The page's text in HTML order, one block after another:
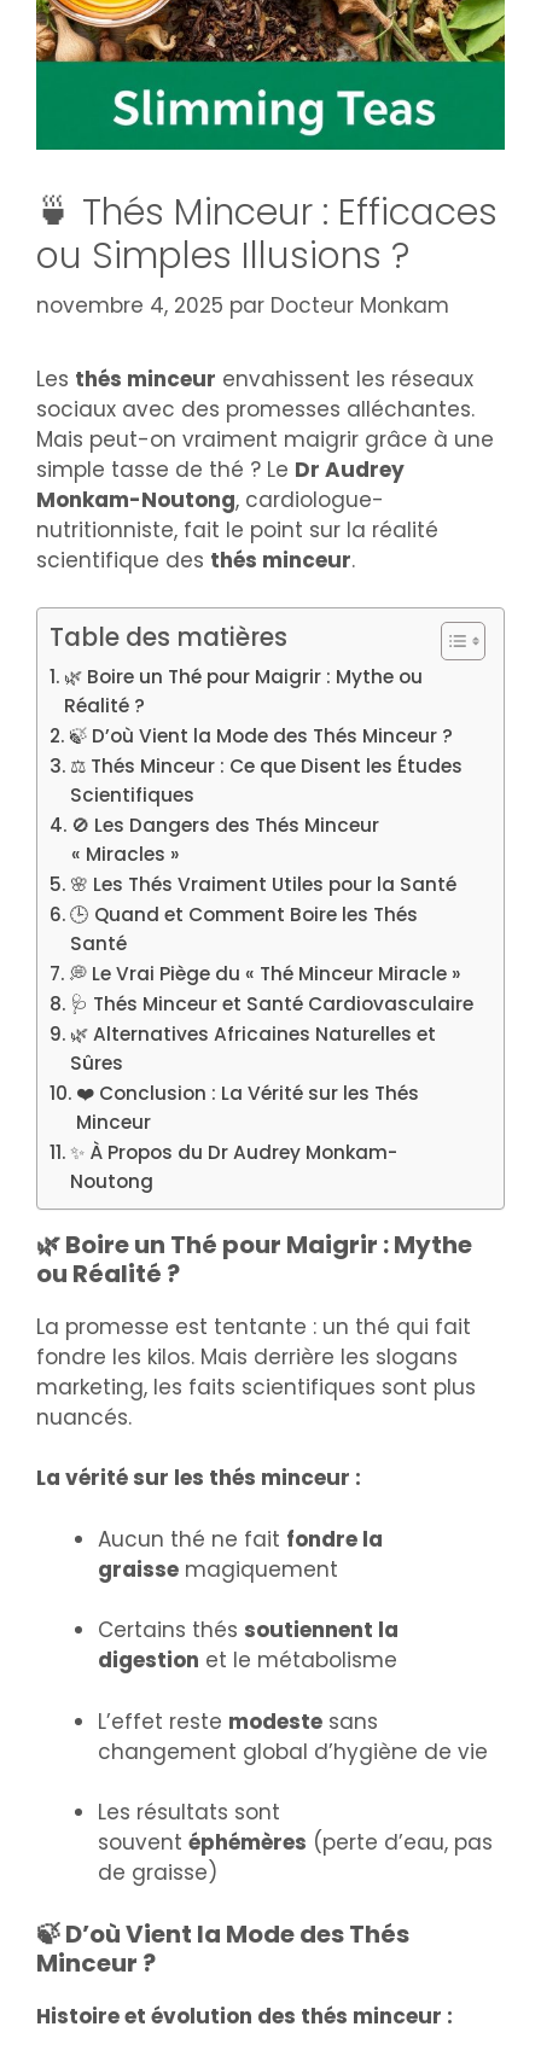
🍵 Thés Minceur : Efficaces
ou Simples Illusions ?
novembre 4, 2025 par Docteur Monkam
Les thés minceur envahissent les réseaux
sociaux avec des promesses alléchantes.
Mais peut-on vraiment maigrir grâce à une
simple tasse de thé ? Le Dr Audrey
Monkam-Noutong, cardiologue-
nutritionniste, fait le point sur la réalité
scientifique des thés minceur.
Table des matières
🌿 Boire un Thé pour Maigrir : Mythe ou
Réalité ?
🍃 D’où Vient la Mode des Thés Minceur ?
⚖️ Thés Minceur : Ce que Disent les Études
Scientifiques
🚫 Les Dangers des Thés Minceur
« Miracles »
🌸 Les Thés Vraiment Utiles pour la Santé
🕒 Quand et Comment Boire les Thés
Santé
💭 Le Vrai Piège du « Thé Minceur Miracle »
🩺 Thés Minceur et Santé Cardiovasculaire
🌿 Alternatives Africaines Naturelles et
Sûres
❤️ Conclusion : La Vérité sur les Thés
Minceur
✨ À Propos du Dr Audrey Monkam-
Noutong
🌿 Boire un Thé pour Maigrir : Mythe
ou Réalité ?
La promesse est tentante : un thé qui fait
fondre les kilos. Mais derrière les slogans
marketing, les faits scientifiques sont plus
nuancés.
La vérité sur les thés minceur :
Aucun thé ne fait fondre la
graisse magiquement
Certains thés soutiennent la
digestion et le métabolisme
L’effet reste modeste sans
changement global d’hygiène de vie
Les résultats sont
souvent éphémères (perte d’eau, pas
de graisse)
🍃 D’où Vient la Mode des Thés
Minceur ?
Histoire et évolution des thés minceur :